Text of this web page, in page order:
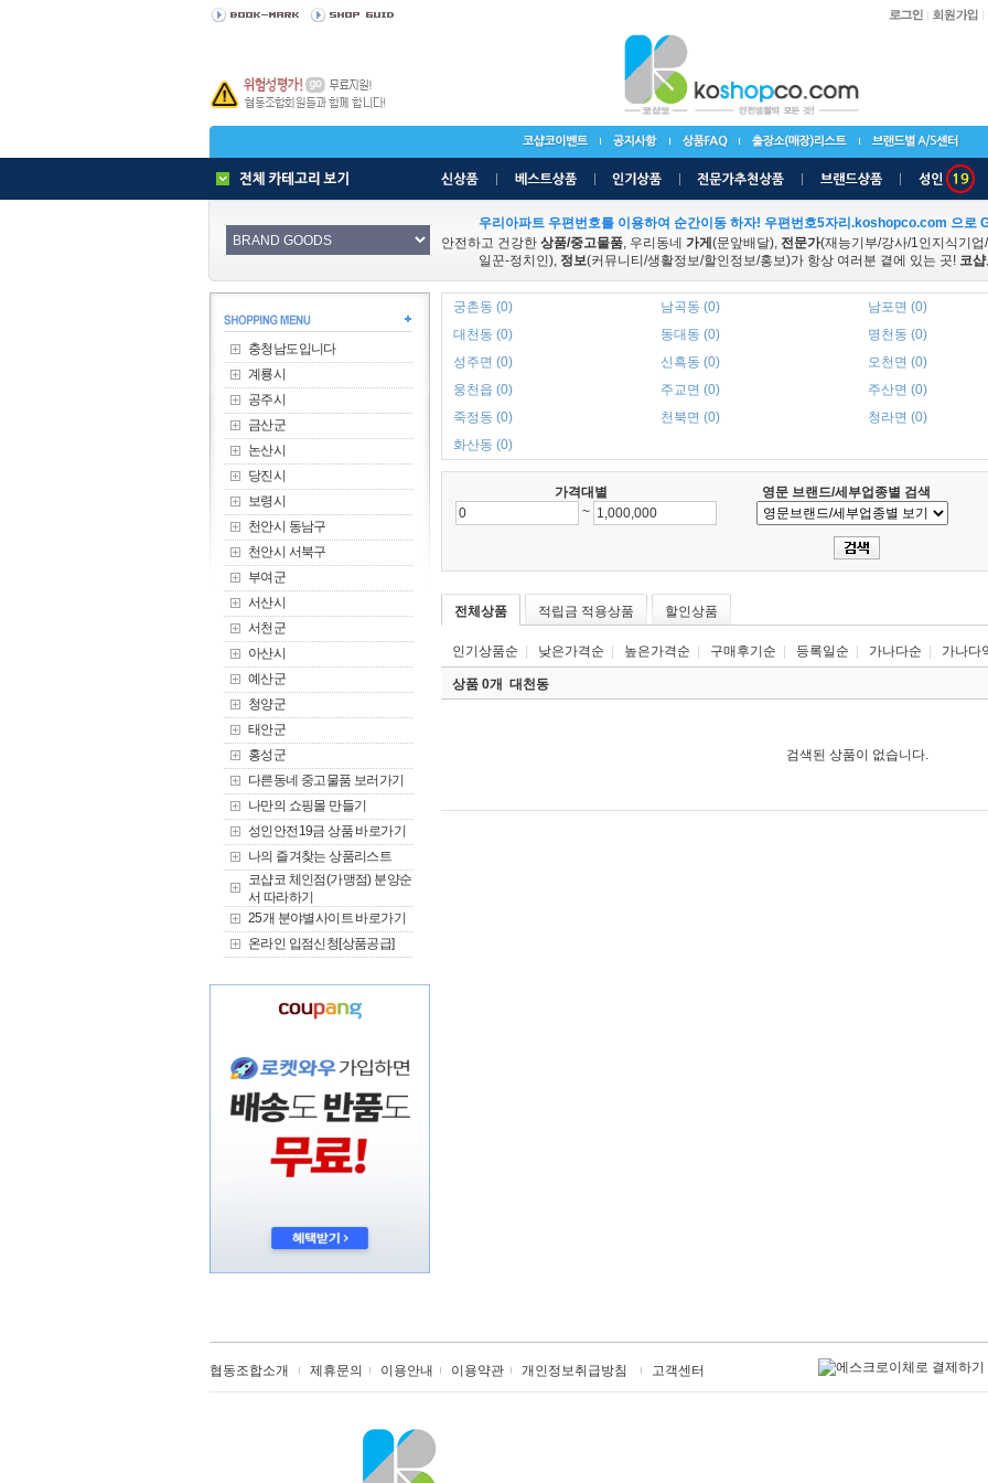
우리아파트 우편번호를 이용하여 순간이동 하자! 우편번호5자리.koshopco.com 으로
안전하고 건강한 상품/중고물품, 우리동네 가게 (문앞배달), 전문가(재능기부/강사/1인지식기업
일꾼-정치인), 정보(커뮤니티/생활정보/할인정보/홍보)가 항상 여러분 곁에 있는 곳! 코
충청남도입니다
계룡시
공주시
금산군
논산시
당진시
보령시
천안시 동남구
천안시 서북구
부여군
서산시
서천군
아산시
예산군
청양군
태안군
홍성군
다른동네 중고물품 보러가기
나만의 쇼핑몰 만들기
성인안전19금 상품 바로가기
나의 즐겨찾는 상품리스트
코샵코 체인점(가맹점) 분양순
서 따라하기
25개 분야별사이트 바로가기
온라인 입점신청[상품공급]
궁촌동 (0) 남곡동 (0)
남포면 (0)
대천동 (0)
동대동 (0)
명천동 (0)
성주면 (0)
신흑동 (0)
오천면 (0)
웅천읍 (0)
주교면 (0)
주산면 (0)
죽정동 (0)
천북면 (0)
청라면 (0)
화산동 (0)
가격대별
영문 브랜드/세부업종별 검색
~
전체상품 적립금 적용상품 할인상품
인기상품순 낮은가격순 높은가격순 구매후기순 등록일순 가나다순 가나다
상품 0개 대천동
검색된 상품이 없습니다.
협동조합소개 제휴문의 이용안내 이용약관 개인정보취급방침 고객센터